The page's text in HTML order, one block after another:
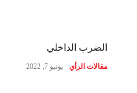
الضرب الداخلي
مقالات الرأي يونيو 7, 2022